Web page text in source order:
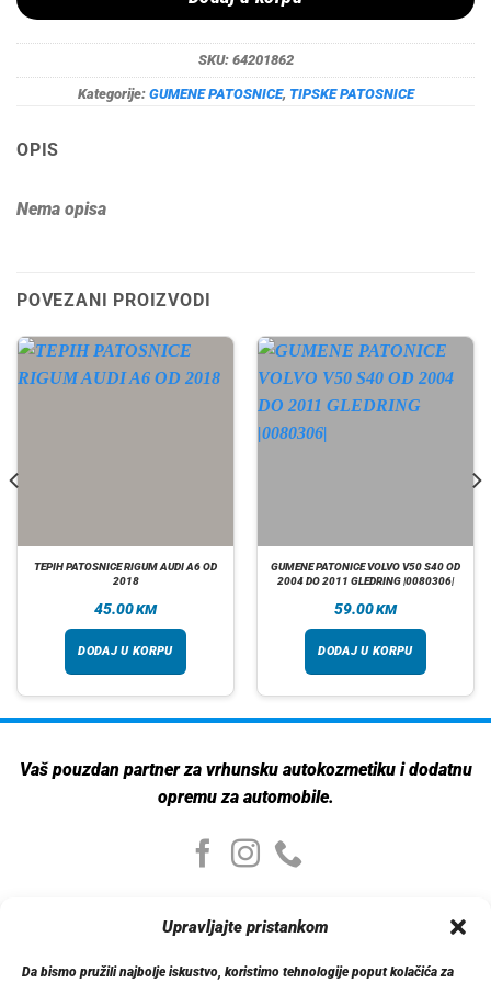
Upravljajte pristankom
Da bismo pružili najbolje iskustvo, koristimo tehnologije poput kolačića za
SKU: 64201862
Kategorije: GUMENE PATOSNICE, TIPSKE PATOSNICE
OPIS
Nema opisa
POVEZANI PROIZVODI
TEPIH PATOSNICE RIGUM AUDI A6 OD
2018
45.00KM
DODAJ U KORPU
GUMENE PATONICE VOLVO V50 S40 OD
2004 DO 2011 GLEDRING |0080306|
59.00KM
DODAJ U KORPU
Vaš pouzdan partner za vrhunsku autokozmetiku i dodatnu
opremu za automobile.
Moj nalog
Moj nalog
Moje narudžbe